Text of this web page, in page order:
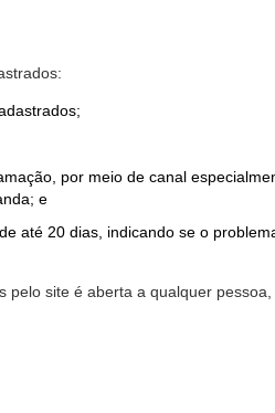
por meio de canal
e
até 20 dias, indicando se o
site é aberta a qualquer